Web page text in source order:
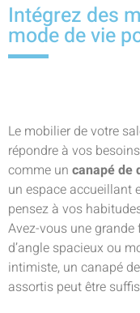
Intégrez des
mode de vie
Le mobilier de votre
répondre à vos
comme un canapé de
un espace accueillant
pensez à vos
Avez-vous une
d’angle spacieux ou
intimiste, un canapé
assortis peut être